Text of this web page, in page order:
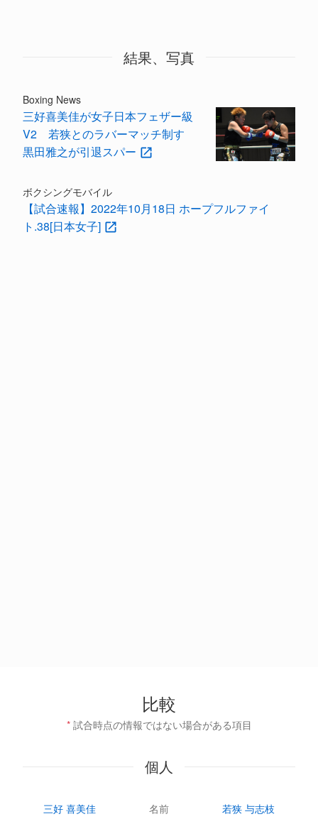
結果、写真
Boxing News
三好喜美佳が女子日本フェザー級
V2 若狭とのラバーマッチ制す
黒田雅之が引退スパー
ボクシングモバイル
【試合速報】2022年10月18日 ホープフルファイ
ト.38[日本女子]
比較
* 試合時点の情報ではない場合がある項目
個人
三好 喜美佳 名前 若狭 与志枝